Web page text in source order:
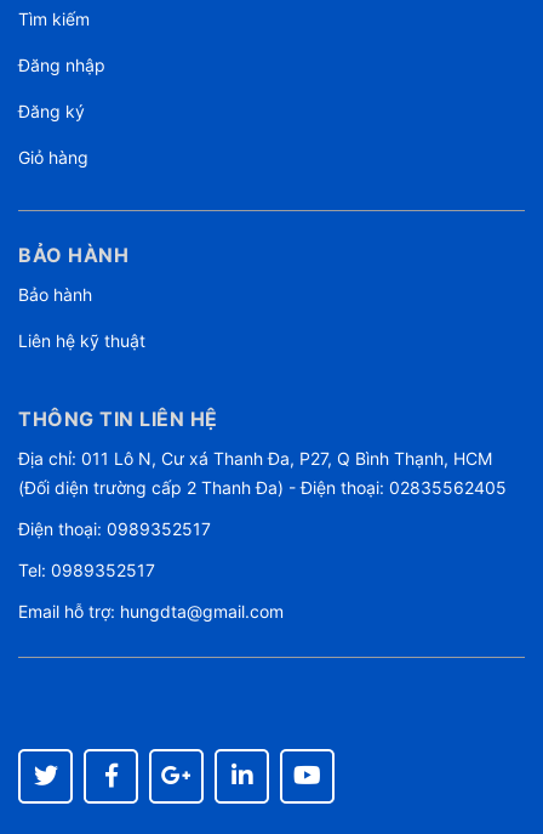
Tìm kiếm
Đăng nhập
Đăng ký
Giỏ hàng
BẢO HÀNH
Bảo hành
Liên hệ kỹ thuật
THÔNG TIN LIÊN HỆ
Địa chỉ: 011 Lô N, Cư xá Thanh Đa, P27, Q Bình Thạnh, HCM
(Đối diện trường cấp 2 Thanh Đa) - Điện thoại: 02835562405
Điện thoại: 0989352517
Tel: 0989352517
Email hỗ trợ: hungdta@gmail.com